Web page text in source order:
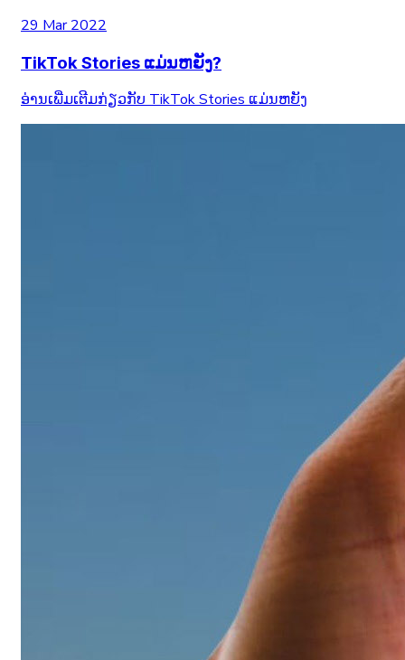
29 Mar 2022
TikTok Stories ແມ່ນຫຍັງ?
ອ່ານເພີ່ມເຕີມກ່ຽວກັບ TikTok Stories ແມ່ນຫຍັງ